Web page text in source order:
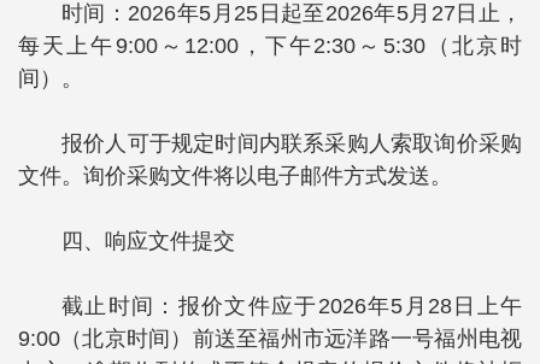
时间：2026年5月25日起至2026年5月27日止，
每天上午9:00～12:00，下午2:30～5:30（北京时
间）。
报价人可于规定时间内联系采购人索取询价采购
文件。询价采购文件将以电子邮件方式发送。
四、响应文件提交
截止时间：报价文件应于2026年5月28日上午
9:00（北京时间）前送至福州市远洋路一号福州电视